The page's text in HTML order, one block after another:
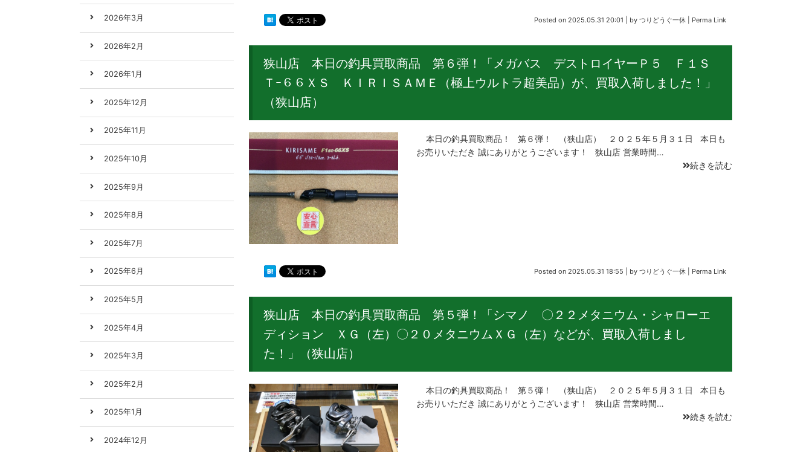
Posted on 2025.05.31 20:01 by つりどうぐ一休 Perma Link
狭山店 本日の釣具買取商品 第６弾！「メガバス デストロイヤーＰ５ Ｆ１Ｓ
Ｔｰ６６ＸＳ ＫＩＲＩＳＡＭＥ（極上ウルトラ超美品）が、買取入荷しました！」
（狭山店）
本日の釣具買取商品！ 第６弾！ （狭山店） ２０２５年５月３１日 本日も
お売りいただき 誠にありがとうございます！ 狭山店 営業時間…
続きを読む
Posted on 2025.05.31 18:55 by つりどうぐ一休 Perma Link
狭山店 本日の釣具買取商品 第５弾！「シマノ 〇２２メタニウム・シャローエ
ディション ＸＧ（左）〇２０メタニウムＸＧ（左）などが、買取入荷しまし
た！」（狭山店）
本日の釣具買取商品！ 第５弾！ （狭山店） ２０２５年５月３１日 本日も
お売りいただき 誠にありがとうございます！ 狭山店 営業時間…
続きを読む
2026年3月
2026年2月
2026年1月
2025年12月
2025年11月
2025年10月
2025年9月
2025年8月
2025年7月
2025年6月
2025年5月
2025年4月
2025年3月
2025年2月
2025年1月
2024年12月